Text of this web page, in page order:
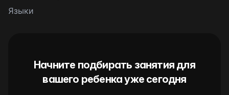
Языки
Начните подбирать занятия для
вашего ребенка уже сегодня